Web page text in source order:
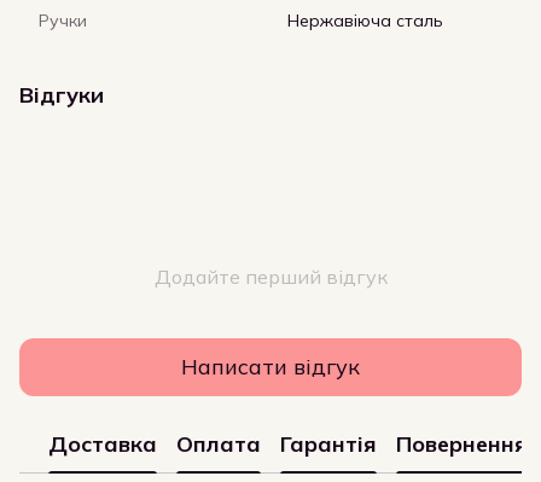
Ручки Нержавіюча сталь
Відгуки
Додайте перший відгук
Написати відгук
Доставка Оплата Гарантія Повернення